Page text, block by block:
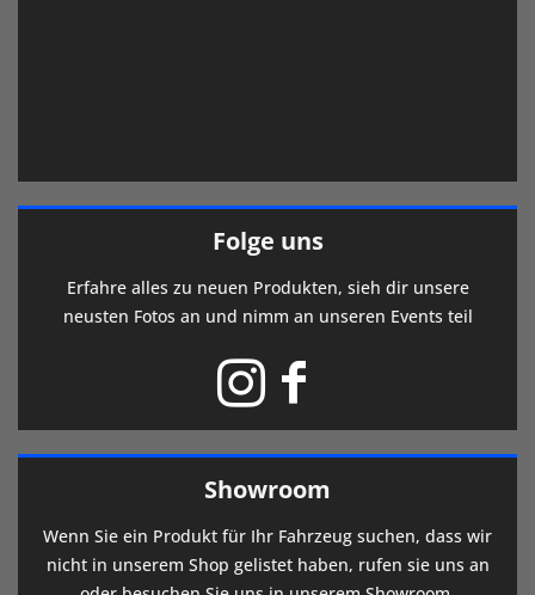
Folge uns
Erfahre alles zu neuen Produkten, sieh dir unsere
neusten Fotos an und nimm an unseren Events teil
Showroom
Wenn Sie ein Produkt für Ihr Fahrzeug suchen, dass wir
nicht in unserem Shop gelistet haben, rufen sie uns an